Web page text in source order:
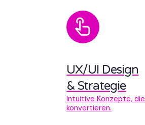
UX/UI Design
& Strategie
Intuitive Konzepte, die
konvertieren.